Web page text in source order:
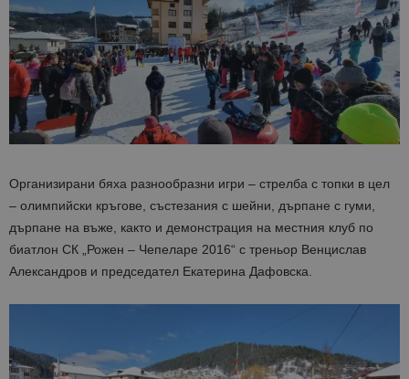
Организирани бяха разнообразни игри – стрелба с топки в цел
– олимпийски кръгове, състезания с шейни, дърпане с гуми,
дърпане на въже, както и демонстрация на местния клуб по
биатлон СК „Рожен – Чепеларе 2016“ с треньор Венцислав
Александров и председател Екатерина Дафовска.